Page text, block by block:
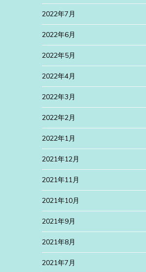
2022年7月
2022年6月
2022年5月
2022年4月
2022年3月
2022年2月
2022年1月
2021年12月
2021年11月
2021年10月
2021年9月
2021年8月
2021年7月